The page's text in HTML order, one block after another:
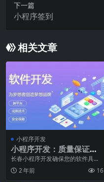
下一篇
小程序签到
相关文章
小程序开发
小程序开发：质量保证中
回归测试的力量
长春小程序开发确保您的软件具有
一致的性能，并通过回归测试见解
发现新的错误。"&g...
2 年前 16